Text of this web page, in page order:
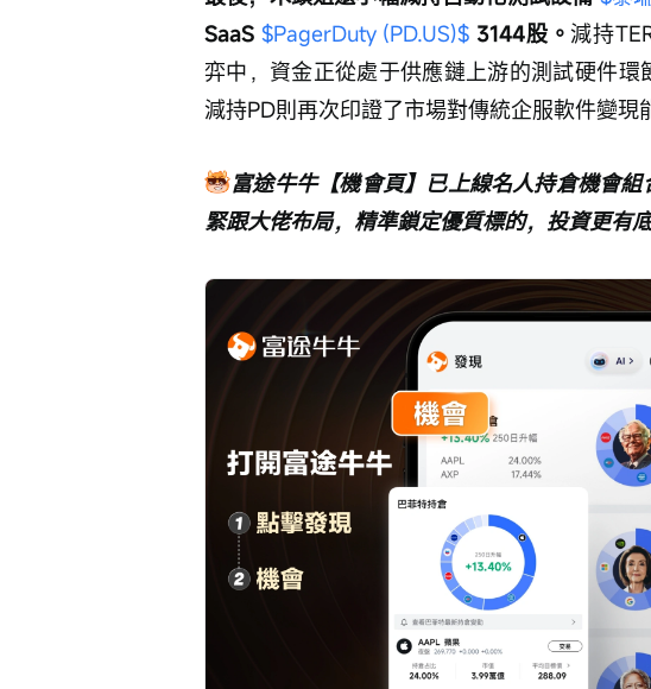
SaaS $PagerDuty (PD.US)$ 3144股。減持
弈中，資金正從處于供應鏈上游的測試硬件
減持PD則再次印證了市場對傳統企服軟件變現
富途牛牛【機會頁】已上線名人持倉機會
緊跟大佬布局，精準鎖定優質標的，投資更有底